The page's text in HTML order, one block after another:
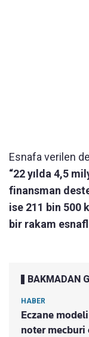
Esnafa verilen
“22 yılda 4,5
finansman
ise 211 bin 500
bir rakam
BAKMADAN
HABER
Eczane
noter mecburi